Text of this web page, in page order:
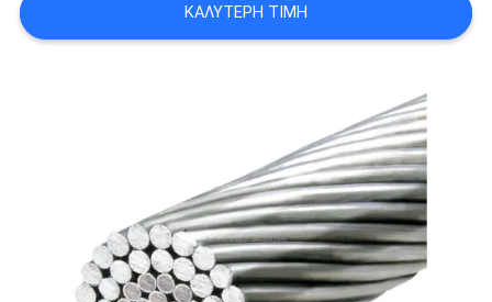
SITEMAP
ΚΑΛΎΤΕΡΗ ΤΙΜΉ